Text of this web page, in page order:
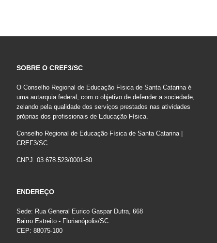
SOBRE O CREF3/SC
O Conselho Regional de Educação Física de Santa Catarina é
uma autarquia federal, com o objetivo de defender a sociedade,
zelando pela qualidade dos serviços prestados nas atividades
próprias dos profissionais de Educação Física.
Conselho Regional de Educação Física de Santa Catarina |
CREF3/SC
CNPJ: 03.678.523/0001-80
ENDEREÇO
Sede: Rua General Eurico Gaspar Dutra, 668
Bairro Estreito - Florianópolis/SC
CEP: 88075-100